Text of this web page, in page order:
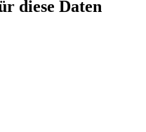
diese Daten